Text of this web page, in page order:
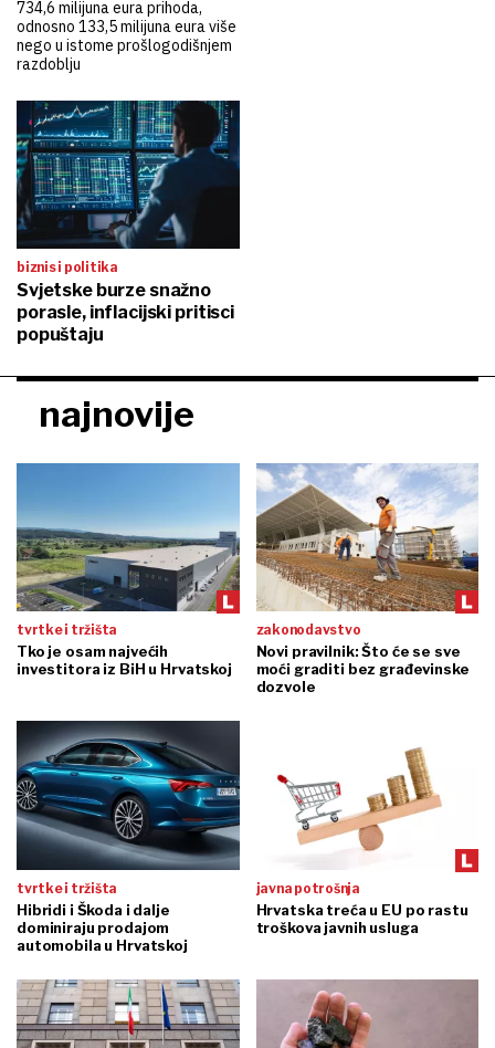
734,6 milijuna eura prihoda,
odnosno 133,5 milijuna eura više
nego u istome prošlogodišnjem
razdoblju
biznis i politika
Svjetske burze snažno
porasle, inflacijski pritisci
popuštaju
najnovije
tvrtke i tržišta
Tko je osam najvećih
investitora iz BiH u Hrvatskoj
zakonodavstvo
Novi pravilnik: Što će se sve
moći graditi bez građevinske
dozvole
tvrtke i tržišta
Hibridi i Škoda i dalje
dominiraju prodajom
automobila u Hrvatskoj
javna potrošnja
Hrvatska treća u EU po rastu
troškova javnih usluga